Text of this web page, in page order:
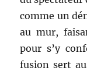
comme un
au mur,
pour s’y
fusion sert